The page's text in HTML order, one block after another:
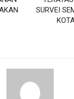
SURVEI